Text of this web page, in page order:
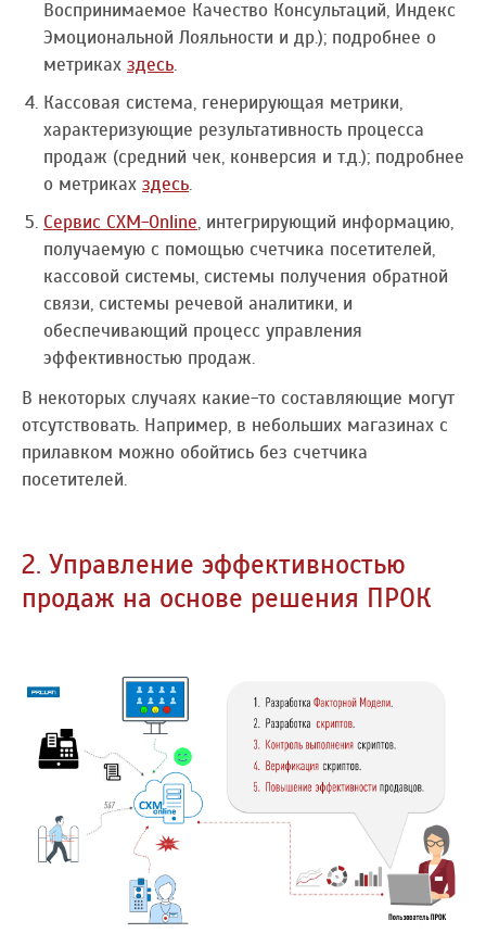
Воспринимаемое Качество Консультаций, Индекс
Эмоциональной Лояльности и др.); подробнее о
метриках здесь.
Кассовая система, генерирующая метрики,
характеризующие результативность процесса
продаж (средний чек, конверсия и т.д.); подробнее
о метриках здесь.
Сервис CXM-Online, интегрирующий информацию,
получаемую с помощью счетчика посетителей,
кассовой системы, системы получения обратной
связи, системы речевой аналитики, и
обеспечивающий процесс управления
эффективностью продаж.
В некоторых случаях какие-то составляющие могут
отсутствовать. Например, в небольших магазинах с
прилавком можно обойтись без счетчика
посетителей.
2. Управление эффективностью
продаж на основе решения ПРОК